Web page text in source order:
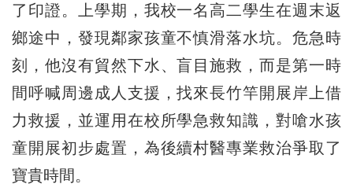
了印證。上學期，我校一名高二學生在週末返
鄉途中，發現鄰家孩童不慎滑落水坑。危急時
刻，他沒有貿然下水、盲目施救，而是第一時
間呼喊周邊成人支援，找來長竹竿開展岸上借
力救援，並運用在校所學急救知識，對嗆水孩
童開展初步處置，為後續村醫專業救治爭取了
寶貴時間。